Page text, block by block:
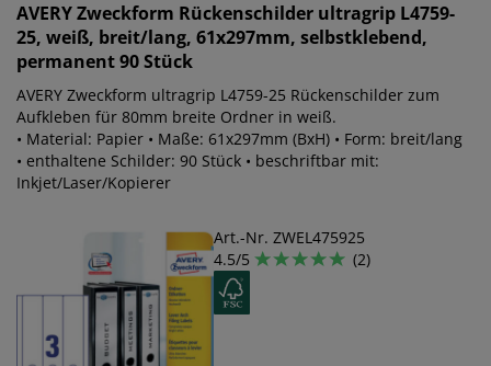
AVERY Zweckform Rückenschilder ultragrip L4759-
25, weiß, breit/lang, 61x297mm, selbstklebend,
permanent 90 Stück
AVERY Zweckform ultragrip L4759-25 Rückenschilder zum
Aufkleben für 80mm breite Ordner in weiß.
• Material: Papier • Maße: 61x297mm (BxH) • Form: breit/lang
• enthaltene Schilder: 90 Stück • beschriftbar mit:
Inkjet/Laser/Kopierer
Art.-Nr. ZWEL475925
4.5/5
(2)